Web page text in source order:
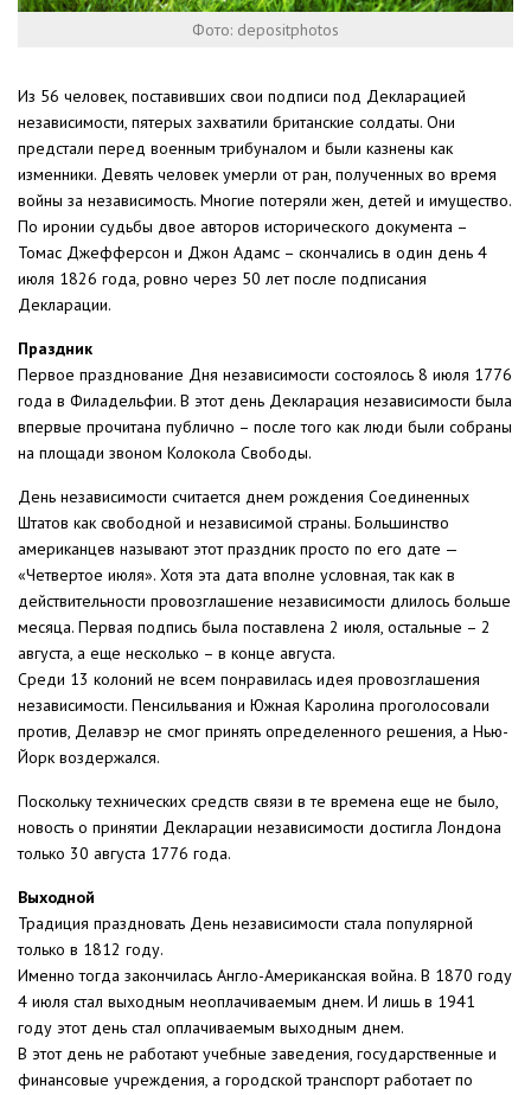
Фото: depositphotos
Из 56 человек, поставивших свои подписи под Декларацией
независимости, пятерых захватили британские солдаты. Они
предстали перед военным трибуналом и были казнены как
изменники. Девять человек умерли от ран, полученных во время
войны за независимость. Многие потеряли жен, детей и имущество.
По иронии судьбы двое авторов исторического документа –
Томас Джефферсон и Джон Адамс – скончались в один день 4
июля 1826 года, ровно через 50 лет после подписания
Декларации.
Праздник
Первое празднование Дня независимости состоялось 8 июля 1776
года в Филадельфии. В этот день Декларация независимости была
впервые прочитана публично – после того как люди были собраны
на площади звоном Колокола Свободы.
День независимости считается днем рождения Соединенных
Штатов как свободной и независимой страны. Большинство
американцев называют этот праздник просто по его дате —
«Четвертое июля». Хотя эта дата вполне условная, так как в
действительности провозглашение независимости длилось больше
месяца. Первая подпись была поставлена 2 июля, остальные – 2
августа, а еще несколько – в конце августа.
Среди 13 колоний не всем понравилась идея провозглашения
независимости. Пенсильвания и Южная Каролина проголосовали
против, Делавэр не смог принять определенного решения, а Нью-
Йорк воздержался.
Поскольку технических средств связи в те времена еще не было,
новость о принятии Декларации независимости достигла Лондона
только 30 августа 1776 года.
Выходной
Традиция праздновать День независимости стала популярной
только в 1812 году.
Именно тогда закончилась Англо-Американская война. В 1870 году
4 июля стал выходным неоплачиваемым днем. И лишь в 1941
году этот день стал оплачиваемым выходным днем.
В этот день не работают учебные заведения, государственные и
финансовые учреждения, а городской транспорт работает по